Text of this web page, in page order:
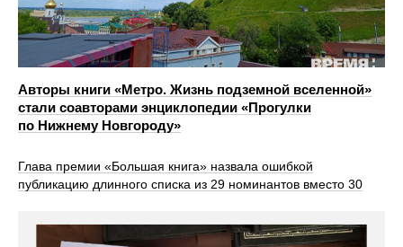
Авторы книги «Метро. Жизнь подземной вселенной»
стали соавторами энциклопедии «Прогулки
по Нижнему Новгороду»
Глава премии «Большая книга» назвала ошибкой
публикацию длинного списка из 29 номинантов вместо 30